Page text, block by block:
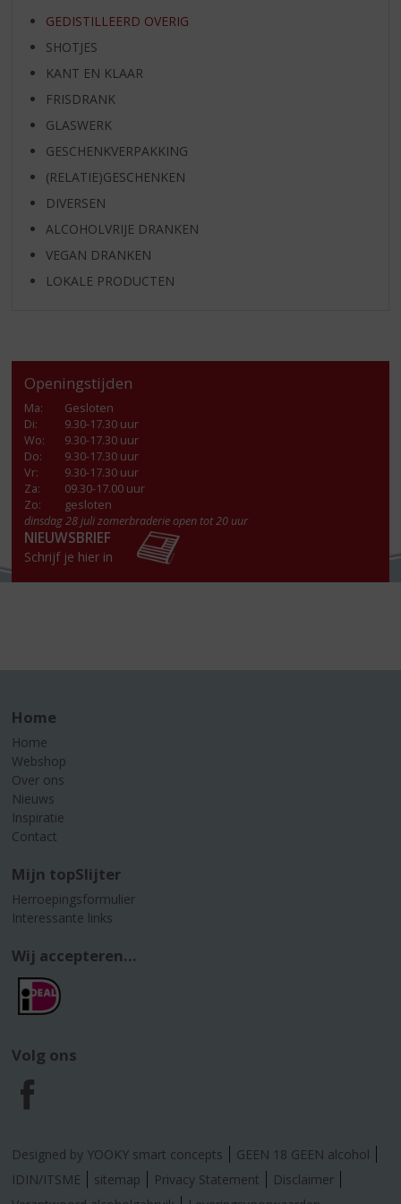
GEDISTILLEERD OVERIG
SHOTJES
KANT EN KLAAR
FRISDRANK
GLASWERK
GESCHENKVERPAKKING
(RELATIE)GESCHENKEN
DIVERSEN
ALCOHOLVRIJE DRANKEN
VEGAN DRANKEN
LOKALE PRODUCTEN
Openingstijden
Ma:
Gesloten
Di:
9.30-17.30 uur
Wo:
9.30-17.30 uur
Do:
9.30-17.30 uur
Vr:
9.30-17.30 uur
Za:
09.30-17.00 uur
Zo:
gesloten
dinsdag 28 juli zomerbraderie open tot 20 uur
NIEUWSBRIEF
Schrijf je hier in
Home
Home
Webshop
Over ons
Nieuws
Inspiratie
Contact
Mijn topSlijter
Herroepingsformulier
Interessante links
Wij accepteren...
Volg ons
F
a
c
Designed by YOOKY smart concepts
GEEN 18 GEEN alcohol
IDIN/ITSME
sitemap Privacy Statement
Disclaimer